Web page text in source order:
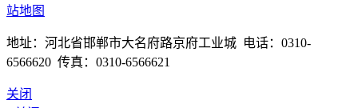
站地图
地址：河北省邯郸市大名府路京府工业城 电话：0310-
6566620 传真：0310-6566621
关闭